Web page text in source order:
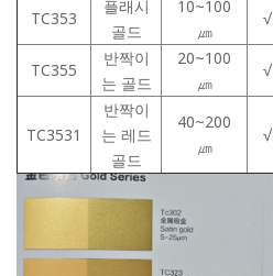
TC353
플래시
골드
10~100
㎛
√
TC355
반짝이
는 골드
20~100
㎛
√
TC3531
반짝이
는 레드
골드
40~200
㎛
√